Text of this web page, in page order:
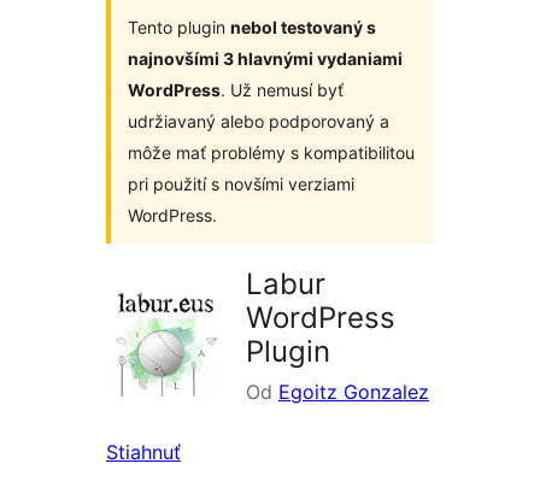
Tento plugin nebol testovaný s
najnovšími 3 hlavnými vydaniami
WordPress. Už nemusí byť
udržiavaný alebo podporovaný a
môže mať problémy s kompatibilitou
pri použití s novšími verziami
WordPress.
Labur
WordPress
Plugin
Od Egoitz Gonzalez
Stiahnuť